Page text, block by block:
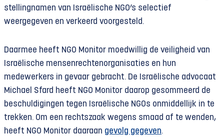
stellingnamen van Israëlische NGO’s selectief
weergegeven en verkeerd voorgesteld.
Daarmee heeft NGO Monitor moedwillig de veiligheid van
Israëlische mensenrechtenorganisaties en hun
medewerkers in gevaar gebracht. De Israëlische advocaat
Michael Sfard heeft NGO Monitor daarop gesommeerd de
beschuldigingen tegen Israëlische NGOs onmiddellijk in te
trekken. Om een rechtszaak wegens smaad af te wenden,
heeft NGO Monitor daaraan gevolg gegeven.